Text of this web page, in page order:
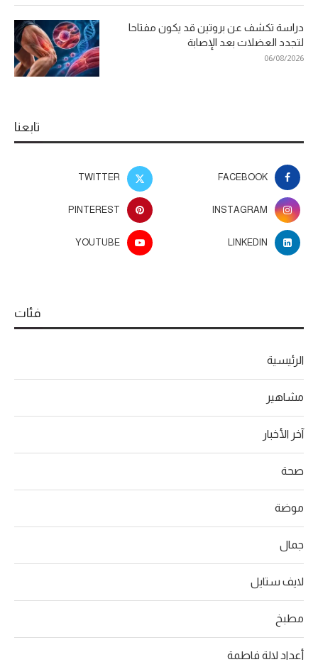
دراسة تكشف عن بروتين قد يكون مفتاحا
لتجدد العضلات بعد الإصابة
06/08/2026
تابعنا
FACEBOOK
TWITTER
INSTAGRAM
PINTEREST
LINKEDIN
YOUTUBE
فئات
الرئيسية
مشاهير
آخر الأخبار
صحة
موضة
جمال
لايف ستايل
مطبخ
أعداد لالة فاطمة